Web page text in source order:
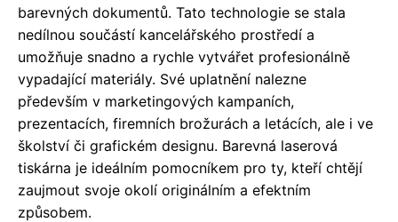
barevných dokumentů. Tato technologie se stala
nedílnou součástí kancelářského prostředí a
umožňuje snadno a rychle vytvářet profesionálně
vypadající materiály. Své uplatnění nalezne
především v marketingových kampaních,
prezentacích, firemních brožurách a letácích, ale i ve
školství či grafickém designu. Barevná laserová
tiskárna je ideálním pomocníkem pro ty, kteří chtějí
zaujmout svoje okolí originálním a efektním
způsobem.